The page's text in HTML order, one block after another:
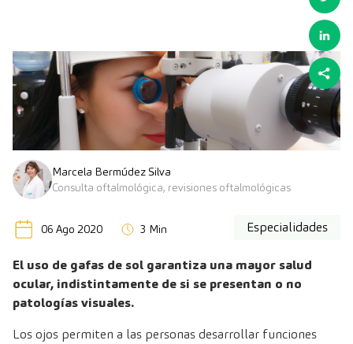
Marcela Bermúdez Silva
Consulta oftalmológica, revisiones oftalmológicas
06 Ago 2020 3 Min Especialidades
El uso de gafas de sol garantiza una mayor salud
ocular, indistintamente de si se presentan o no
patologías visuales.
Los ojos permiten a las personas desarrollar funciones